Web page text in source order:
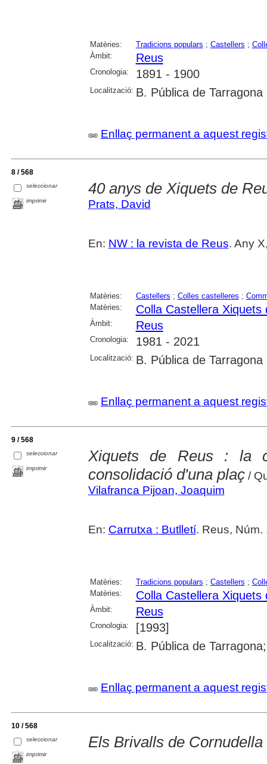
Matèries: Tradicions populars ; Castellers ;
Àmbit:
Reus
Cronologia: 1891 - 1900
Localització: B. Pública de Tarragona
Enllaç permanent a aquest
8 / 568
seleccionar
imprimir
40 anys de Xiquets de
Prats, David
En: NW : la revista de Reus. Any
Matèries: Castellers ; Colles castelleres ;
Matèries:
Colla Castellera Xiquets
Àmbit: Reus
Cronologia: 1981 - 2021
Localització: B. Pública de Tarragona
Enllaç permanent a aquest
9 / 568
seleccionar
imprimir
Xiquets de Reus : la
consolidació d'una plaç/
Vilafranca Pijoan, Joaquim
En: Carrutxa : Butlletí. Reus, Núm.
Matèries: Tradicions populars ; Castellers ;
Matèries:
Colla Castellera Xiquets
Àmbit: Reus
Cronologia: [1993]
Localització: B. Pública de
Enllaç permanent a aquest
10 / 568
seleccionar
imprimir
Els Brivalls de Cornudella